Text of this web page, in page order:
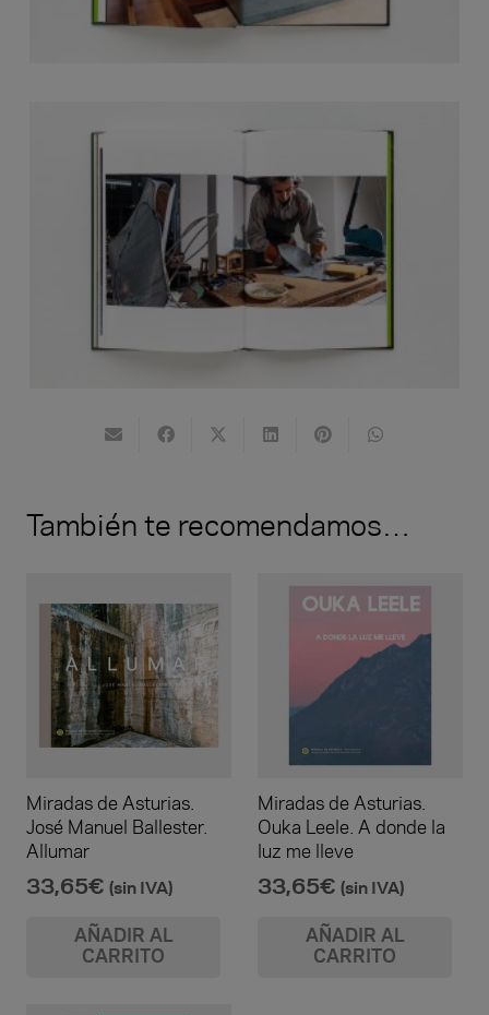
También te recomendamos…
Miradas de Asturias.
José Manuel Ballester.
Allumar
33,65€ (sin IVA)
AÑADIR AL
CARRITO
Miradas de Asturias.
Ouka Leele. A donde la
luz me lleve
33,65€ (sin IVA)
AÑADIR AL
CARRITO